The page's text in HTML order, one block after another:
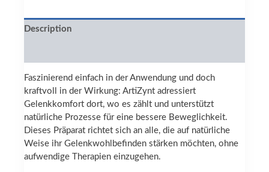
Description
Faszinierend einfach in der Anwendung und doch
kraftvoll in der Wirkung: ArtiZynt adressiert
Gelenkkomfort dort, wo es zählt und unterstützt
natürliche Prozesse für eine bessere Beweglichkeit.
Dieses Präparat richtet sich an alle, die auf natürliche
Weise ihr Gelenkwohlbefinden stärken möchten, ohne
aufwendige Therapien einzugehen.